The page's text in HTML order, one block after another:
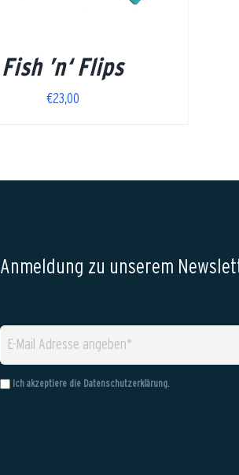
Fish ’n‘ Flips
€23,00
Anmeldung zu unserem
Ich akzeptiere die Datenschutzerklärung.